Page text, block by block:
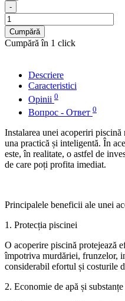
-
Cumpără
Cumpără în 1 click
Descriere
Caracteristici
Opinii 0
Вопрос - Ответ 0
Instalarea unei acoperiri piscină
una practică și inteligentă. În
este, în realitate, o astfel de
de care poți profita imediat.
Principalele beneficii ale unei
1. Protecția piscinei
O acoperire piscină protejează
împotriva murdăriei, frunzelor,
considerabil efortul și costurile
2. Economie de apă și